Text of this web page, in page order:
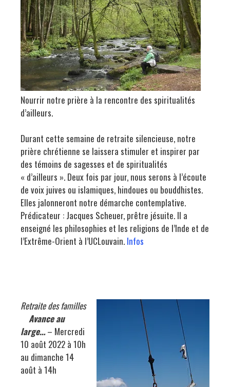
Nourrir notre prière à la rencontre des spiritualités
d’ailleurs.
Durant cette semaine de retraite silencieuse, notre
prière chrétienne se laissera stimuler et inspirer par
des témoins de sagesses et de spiritualités
« d’ailleurs ». Deux fois par jour, nous serons à l’écoute
de voix juives ou islamiques, hindoues ou bouddhistes.
Elles jalonneront notre démarche contemplative.
Prédicateur : Jacques Scheuer, prêtre jésuite. Il a
enseigné les philosophies et les religions de l’Inde et de
l’Extrême-Orient à l’UCLouvain. Infos
Retraite des familles
Avance au
large…– Mercredi
10 août 2022 à 10h
au dimanche 14
août à 14h